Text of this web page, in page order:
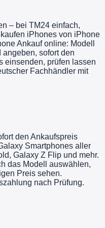
– bei TM24 einfach,
iPhones von iPhone
Ankauf online: Modell
sofort den
einsenden, prüfen lassen
Fachhändler mit
den Ankaufspreis
Smartphones aller
Galaxy Z Flip und mehr.
das Modell auswählen,
Preis sehen.
nach Prüfung.